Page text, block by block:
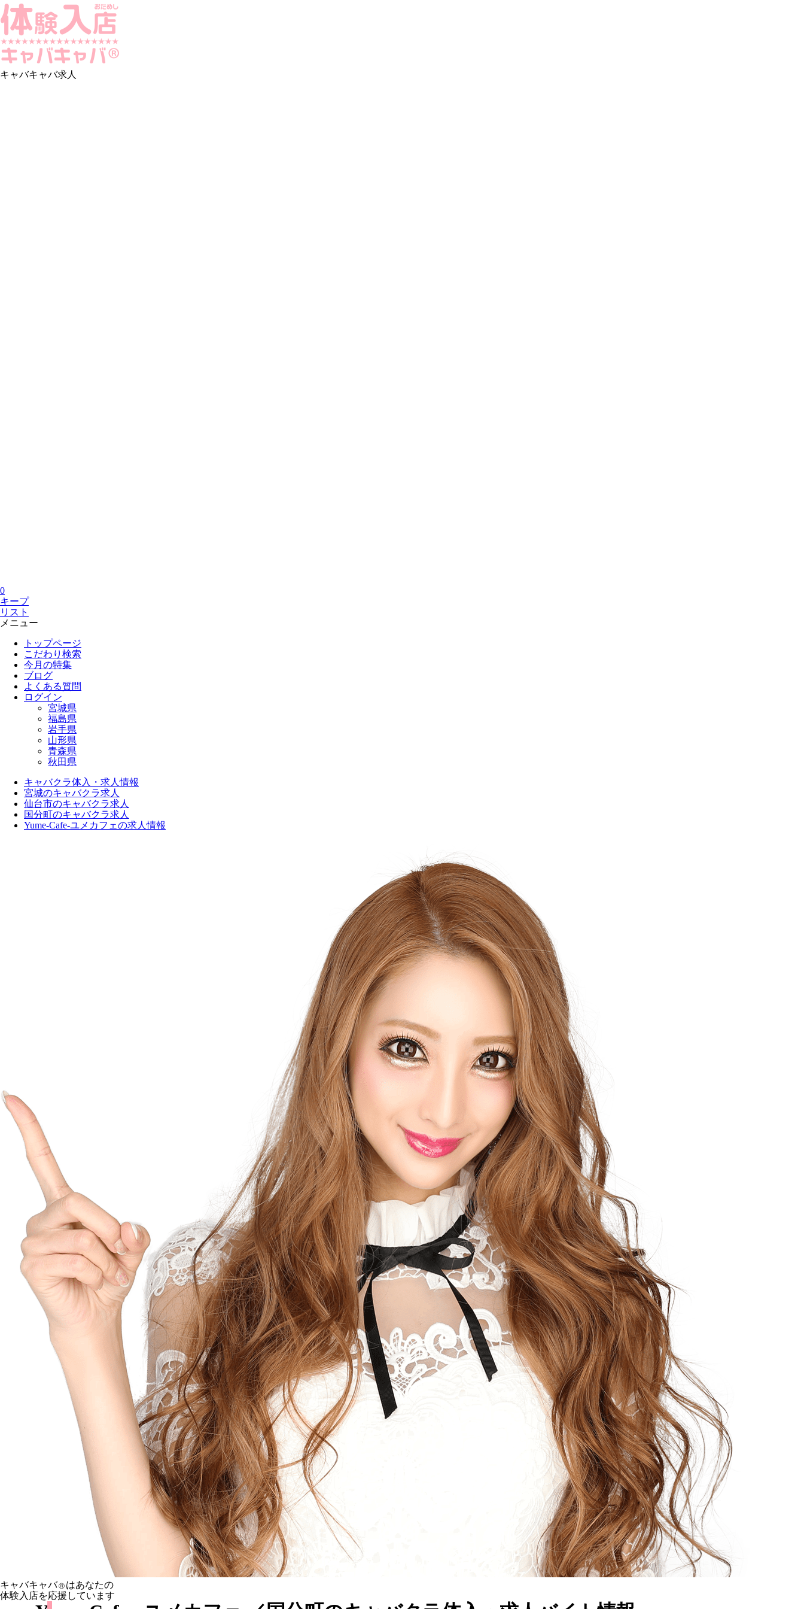
キャバキャバ求人
0
キープ
リスト
メニュー
トップページ
こだわり検索
今月の特集
ブログ
よくある質問
ログイン
宮城県
福島県
岩手県
山形県
青森県
秋田県
キャバクラ体入・求人情報
宮城のキャバクラ求人
仙台市のキャバクラ求人
国分町のキャバクラ求人
Yume-Cafe-ユメカフェの求人情報
キャバキャバⓇ はあなたの
体験入店を応援しています